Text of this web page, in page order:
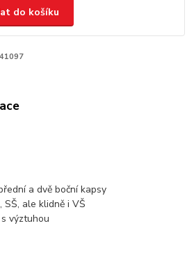
do košíku
41097
a dvě boční kapsy
SŠ, ale klidně i VŠ
výztuhou